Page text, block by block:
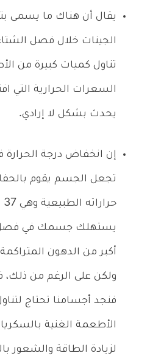
يقال أن هناك ما يسمى
الجينات خلال فصل
تناول كميات كبيرة من
السعرات الحرارية التي
يحدث بشكل لا إرادي.
إن انخفاض درجة
تجعل الجسم يقوم
يستهلك جسمك في فصل
أكبر من الدهون
ولكن على الرغم من ذلك،
فنجد أجسامنا تحتاج
الأطعمة الغنية
لزيادة الطاقة والشعور